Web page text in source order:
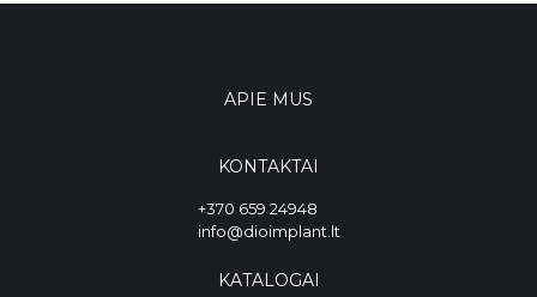
APIE MUS
KONTAKTAI
+370 659 24948
info@dioimplant.lt
KATALOGAI